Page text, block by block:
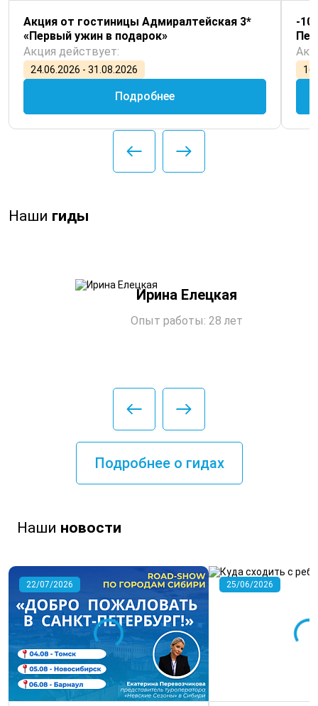
Акция от гостиницы Адмиралтейская 3*
«Первый ужин в подарок»
Акция действует:
24.06.2026 - 31.08.2026
Подробнее
-
Наши гиды
Ирина Елецкая
Опыт работы: 28 лет
Подробнее о гидах
Наши новости
22/07/2026 25/06/2026